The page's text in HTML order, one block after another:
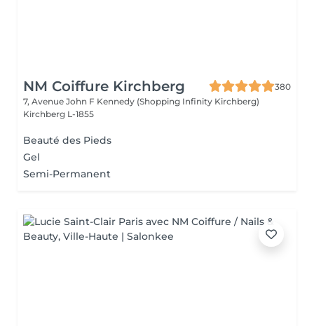
NM Coiffure Kirchberg
380
7, Avenue John F Kennedy (Shopping Infinity Kirchberg)
Kirchberg L-1855
Beauté des Pieds
Gel
Semi-Permanent